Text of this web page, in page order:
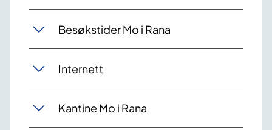
Besøkstider Mo i Rana
Internett
Kantine Mo i Rana